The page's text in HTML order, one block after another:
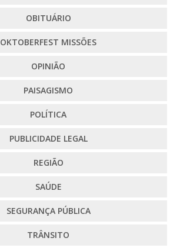
OBITUÁRIO
OKTOBERFEST MISSÕES
OPINIÃO
PAISAGISMO
POLÍTICA
PUBLICIDADE LEGAL
REGIÃO
SAÚDE
SEGURANÇA PÚBLICA
TRÂNSITO